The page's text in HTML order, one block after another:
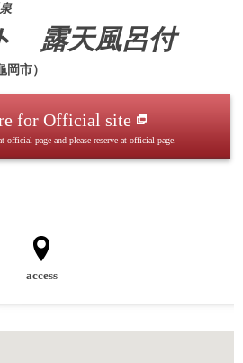
露天風呂付
市）
for Official site
page and please reserve at official page.
access